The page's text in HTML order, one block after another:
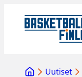
sisältöön
Uutiset